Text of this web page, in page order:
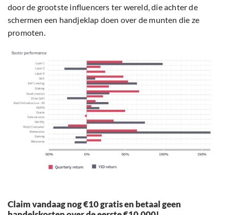
door de grootste influencers ter wereld, die achter de
schermen een handjeklap doen over de munten die ze
promoten.
Claim vandaag nog €10 gratis en betaal geen